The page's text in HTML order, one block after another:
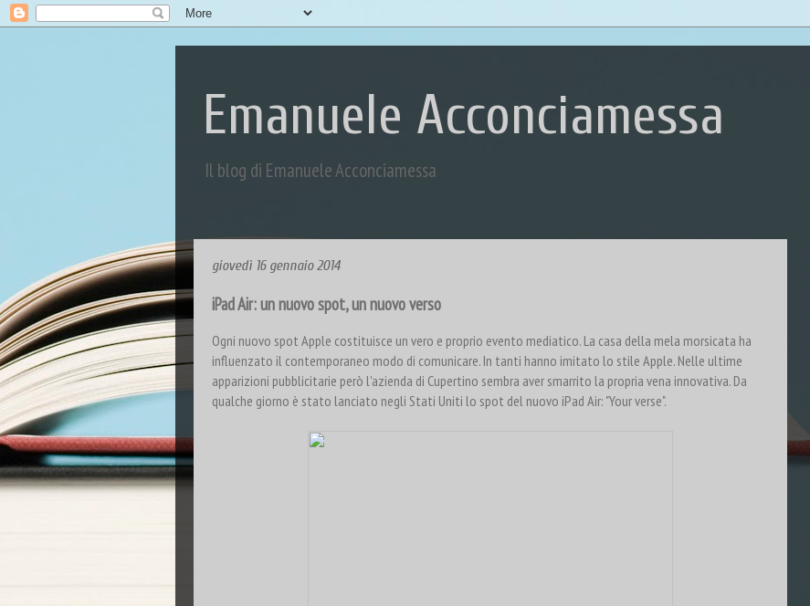
Emanuele Acconciamessa
Il blog di Emanuele Acconciamessa
giovedì 16 gennaio 2014
iPad Air: un nuovo spot, un nuovo verso
Ogni nuovo spot Apple costituisce un vero e proprio evento mediatico. La casa della mela morsicata ha
influenzato il contemporaneo modo di comunicare. In tanti hanno imitato lo stile Apple. Nelle ultime
apparizioni pubblicitarie però l'azienda di Cupertino sembra aver smarrito la propria vena innovativa. Da
qualche giorno è stato lanciato negli Stati Uniti lo spot del nuovo iPad Air: "Your verse".